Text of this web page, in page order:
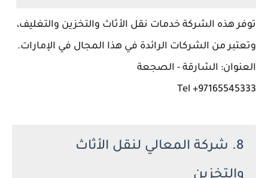
توفر هذه الشركة خدمات نقل الأثاث والتخزين والتغليف،
وتعتبر من الشركات الرائدة في هذا المجال في الإمارات.
العنوان: الشارقة - الصجعة
97165545333+ Tel
8. شركة المعالي لنقل الأثاث